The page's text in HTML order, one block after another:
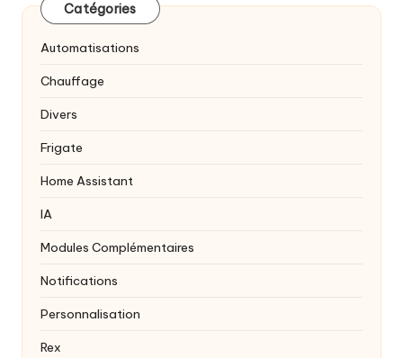
Catégories
Automatisations
Chauffage
Divers
Frigate
Home Assistant
IA
Modules Complémentaires
Notifications
Personnalisation
Rex